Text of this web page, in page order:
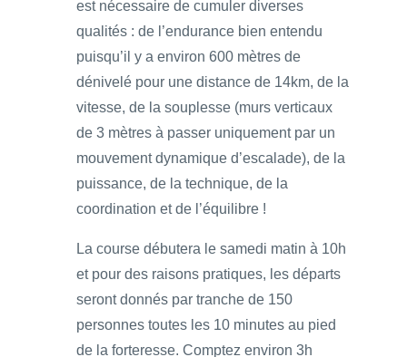
est nécessaire de cumuler diverses
qualités : de l’endurance bien entendu
puisqu’il y a environ 600 mètres de
dénivelé pour une distance de 14km, de la
vitesse, de la souplesse (murs verticaux
de 3 mètres à passer uniquement par un
mouvement dynamique d’escalade), de la
puissance, de la technique, de la
coordination et de l’équilibre !
La course débutera le samedi matin à 10h
et pour des raisons pratiques, les départs
seront donnés par tranche de 150
personnes toutes les 10 minutes au pied
de la forteresse. Comptez environ 3h